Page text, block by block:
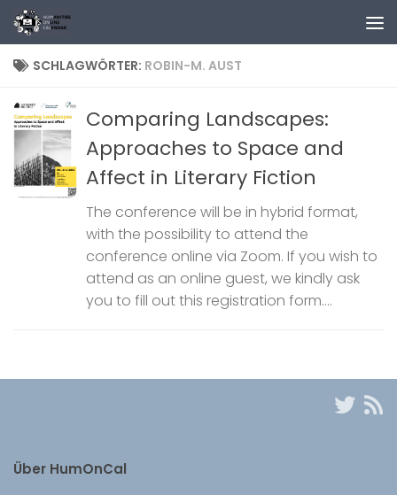
Zum Inhalt springen
SCHLAGWÖRTER: ROBIN-M. AUST
Comparing Landscapes:
Approaches to Space and
Affect in Literary Fiction
The conference will be in hybrid format,
with the possibility to attend the
conference online via Zoom. If you wish to
attend as an online guest, we kindly ask
you to fill out this registration form....
Über HumOnCal